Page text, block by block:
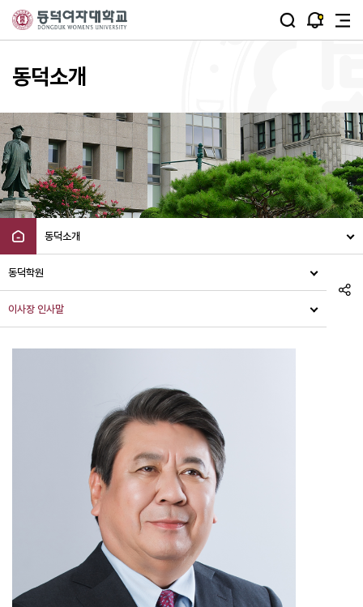
주메뉴 바로가기
본문 바로가기
동덕소개
동덕소개
동덕학원
이사장 인사말
이사장 인사말